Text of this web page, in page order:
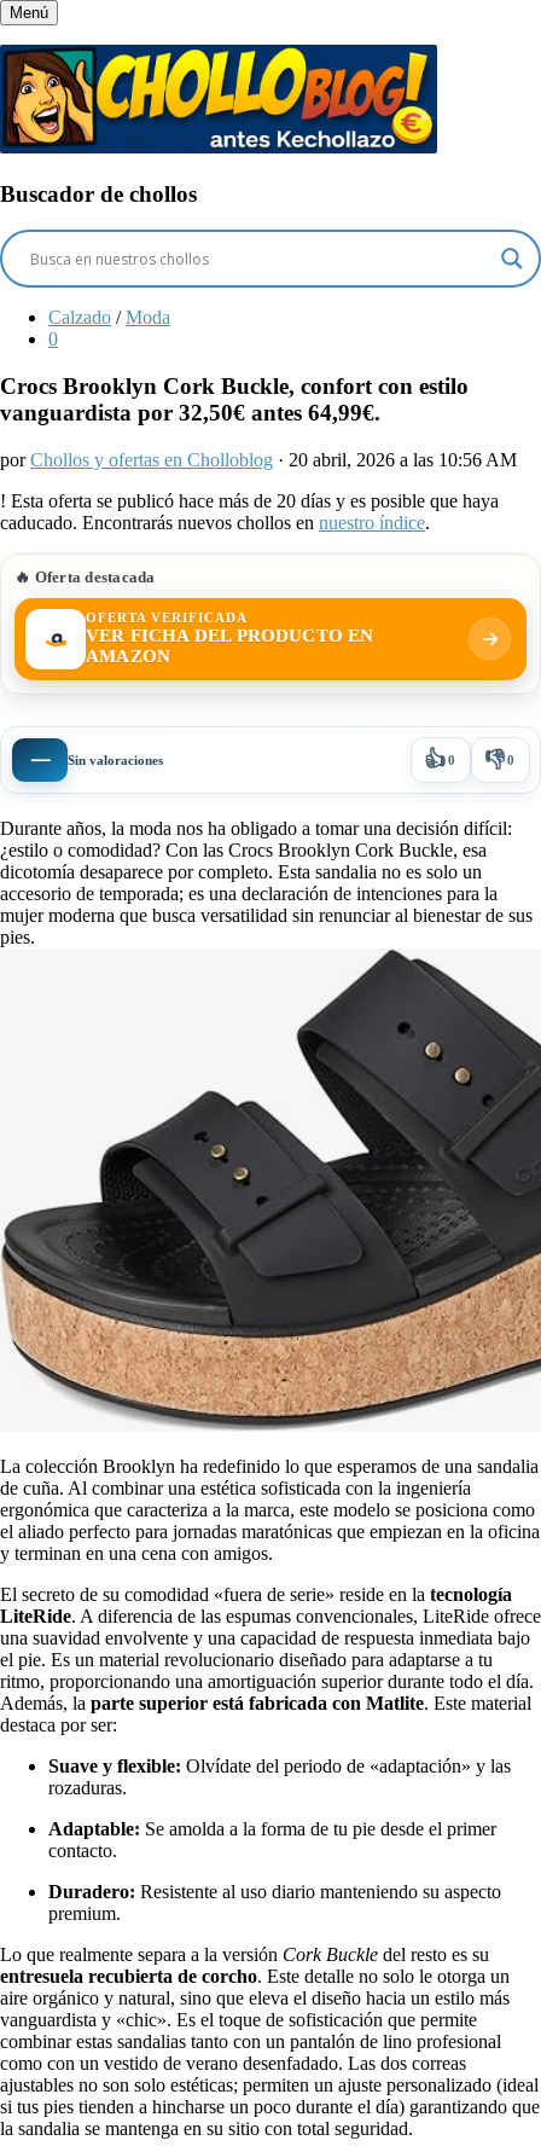
Menú
Buscador de chollos
Calzado / Moda
0
Crocs Brooklyn Cork Buckle, confort con estilo
vanguardista por 32,50€ antes 64,99€.
porChollos y ofertas en Cholloblog · 20 abril, 2026 a las 10:56 AM
! Esta oferta se publicó hace más de 20 días y es posible que haya
caducado. Encontrarás nuevos chollos en nuestro índice.
🔥 Oferta destacada
OFERTA VERIFICADA
VER FICHA DEL PRODUCTO EN
AMAZON
— Sin valoraciones 👍0 👎0
Durante años, la moda nos ha obligado a tomar una decisión difícil:
¿estilo o comodidad? Con las Crocs Brooklyn Cork Buckle, esa
dicotomía desaparece por completo. Esta sandalia no es solo un
accesorio de temporada; es una declaración de intenciones para la
mujer moderna que busca versatilidad sin renunciar al bienestar de sus
pies.
La colección Brooklyn ha redefinido lo que esperamos de una sandalia
de cuña. Al combinar una estética sofisticada con la ingeniería
ergonómica que caracteriza a la marca, este modelo se posiciona como
el aliado perfecto para jornadas maratónicas que empiezan en la oficina
y terminan en una cena con amigos.
El secreto de su comodidad «fuera de serie» reside en la tecnología
LiteRide. A diferencia de las espumas convencionales, LiteRide ofrece
una suavidad envolvente y una capacidad de respuesta inmediata bajo
el pie. Es un material revolucionario diseñado para adaptarse a tu
ritmo, proporcionando una amortiguación superior durante todo el día.
Además, la parte superior está fabricada con Matlite. Este material
destaca por ser:
Suave y flexible: Olvídate del periodo de «adaptación» y las
rozaduras.
Adaptable: Se amolda a la forma de tu pie desde el primer
contacto.
Duradero: Resistente al uso diario manteniendo su aspecto
premium.
Lo que realmente separa a la versión Cork Buckle del resto es su
entresuela recubierta de corcho. Este detalle no solo le otorga un
aire orgánico y natural, sino que eleva el diseño hacia un estilo más
vanguardista y «chic». Es el toque de sofisticación que permite
combinar estas sandalias tanto con un pantalón de lino profesional
como con un vestido de verano desenfadado. Las dos correas
ajustables no son solo estéticas; permiten un ajuste personalizado (ideal
si tus pies tienden a hincharse un poco durante el día) garantizando que
la sandalia se mantenga en su sitio con total seguridad.